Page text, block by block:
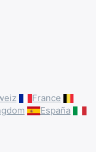
France
España